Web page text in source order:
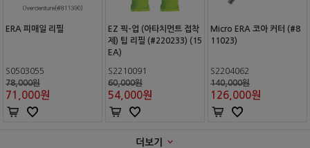
ERA 피매일 리필
S0503055
78,000원
71,000원
EZ 픽-업 (아타치먼트 접착
제) 팁 리필 (#220233) (15
EA)
S2210091
60,000원
54,000원
Micro ERA 코아 커터 (#8
11023)
S2204062
140,000원
126,000원
더보기